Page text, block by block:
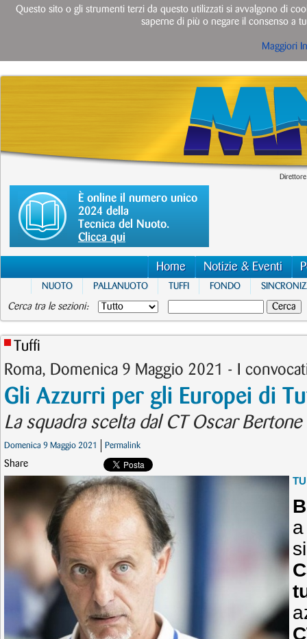
È online il numero unico
2024 della
Tecnica del Nuoto.
Clicca qui
Home Notizie & Eventi
NUOTO PALLANUOTO TUFFI FONDO
Cerca tra le sezioni:
Tuffi
Roma, Domenica 9 Maggio 2021 - I
Gli Azzurri per gli Europei di
La squadra scelta dal CT Oscar
Domenica 9 Maggio 2021 Permalink
Share
Questo sito o gli strumenti terzi da questo utilizzati si avvalgono di
saperne di più o negare il consenso a
Maggiori